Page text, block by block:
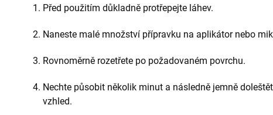
Před použitím důkladně protřepejte láhev.
Naneste malé množství přípravku na aplikátor nebo
Rovnoměrně rozetřete po požadovaném povrchu.
Nechte působit několik minut a následně jemně
vzhled.